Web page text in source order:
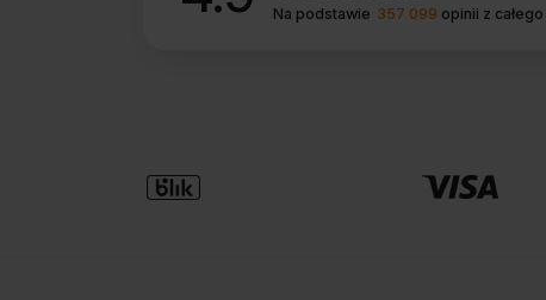
Na podstawie 357 099 opinii z